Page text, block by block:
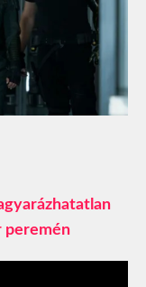
peremén